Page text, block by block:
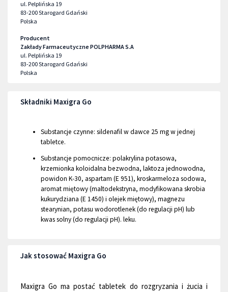
ul. Pelplińska 19
83-200Starogard Gdański
Polska
Producent
Zakłady Farmaceutyczne POLPHARMA S.A
ul. Pelplińska 19
83-200Starogard Gdański
Polska
Składniki Maxigra Go
Substancje czynne: sildenafil w dawce 25 mg w jednej
tabletce.
Substancje pomocnicze: polakrylina potasowa,
krzemionka koloidalna bezwodna, laktoza jednowodna,
powidon K-30, aspartam (E 951), kroskarmeloza sodowa,
aromat miętowy (maltodekstryna, modyfikowana skrobia
kukurydziana (E 1450) i olejek miętowy), magnezu
stearynian, potasu wodorotlenek (do regulacji pH) lub
kwas solny (do regulacji pH). leku.
Jak stosować Maxigra Go
Maxigra Go ma postać tabletek do rozgryzania i żucia i